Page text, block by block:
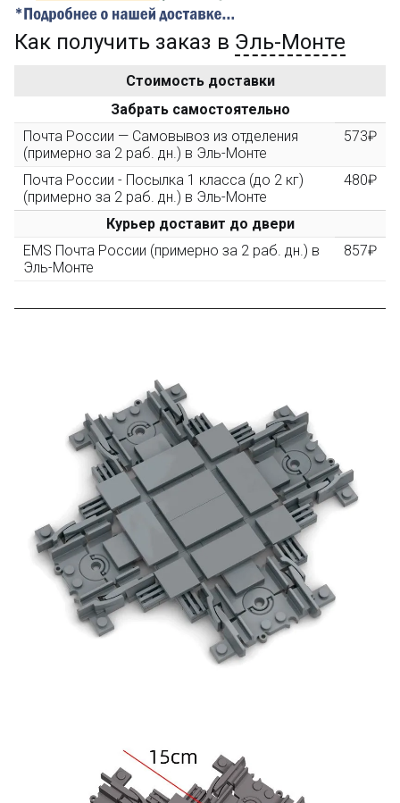
Золотая скидка
персональная
10%
3000 рублей, Вы получите постоянную скидку на все
повторные заказы - 10%
Скидка за обзор
(фото сборки) до 10%
Пришлите фото поэтапной сборки купленного
конструктора и получите дополнительную скидку
10% при покупке следующего набора (не дороже 10
Оставьте отзыв (не менее 50 символов) о товаре на
нашем сайте и получите купон на скидку 50₽ за
текстовый отзыв или 100₽ за отзыв с фото.
Скидка за отзыв
на Яндекс.Маркете 150₽
Оставьте отзыв (не менее 50 символов) о товаре
через системуЯндекс.Маркет
с обязательным
указанием номера и даты заказа в нашем магазине
и получите купон на скидку 150₽
Как получить заказ в Эль-Монте
Стоимость доставки
Забрать самостоятельно
Почта России — Самовывоз из отделения
(примерно за 2 раб. дн.) в Эль-Монте
573₽
Почта России - Посылка 1 класса (до 2 кг)
(примерно за 2 раб. дн.) в Эль-Монте
480₽
Курьер доставит до двери
EMS Почта России (примерно за 2 раб. дн.) в
Эль-Монте
857₽